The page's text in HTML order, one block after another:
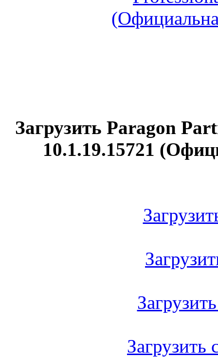
Загрузить Paragon
10.1.19.15721
Загрузить